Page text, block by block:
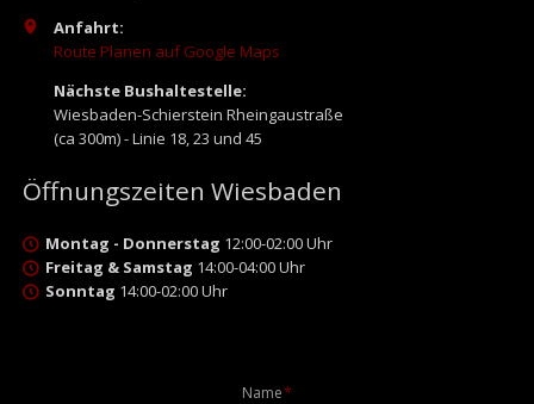
Anfahrt:
Route Planen auf Google Maps
Nächste Bushaltestelle:
Wiesbaden-Schierstein Rheingaustraße
(ca 300m) - Linie 18, 23 und 45
Öffnungszeiten Wiesbaden
Montag - Donnerstag 12:00-02:00 Uhr
Freitag & Samstag 14:00-04:00 Uhr
Sonntag 14:00-02:00 Uhr
Pflichtfeld
Name*